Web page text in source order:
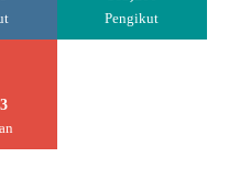
Pengikut